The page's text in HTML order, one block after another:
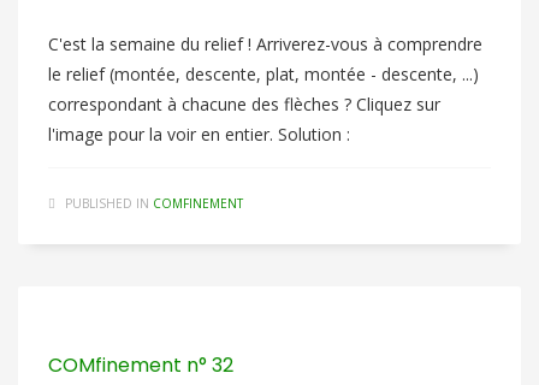
C'est la semaine du relief ! Arriverez-vous à comprendre
le relief (montée, descente, plat, montée - descente, ...)
correspondant à chacune des flèches ? Cliquez sur
l'image pour la voir en entier. Solution :
PUBLISHED IN COMFINEMENT
COMfinement n° 32